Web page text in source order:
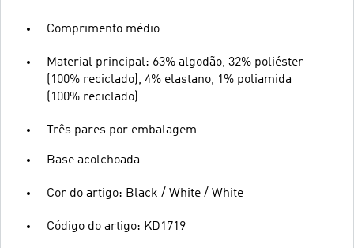
Comprimento médio
Material principal: 63% algodão, 32% poliéster
(100% reciclado), 4% elastano, 1% poliamida
(100% reciclado)
Três pares por embalagem
Base acolchoada
Cor do artigo: Black / White / White
Código do artigo: KD1719